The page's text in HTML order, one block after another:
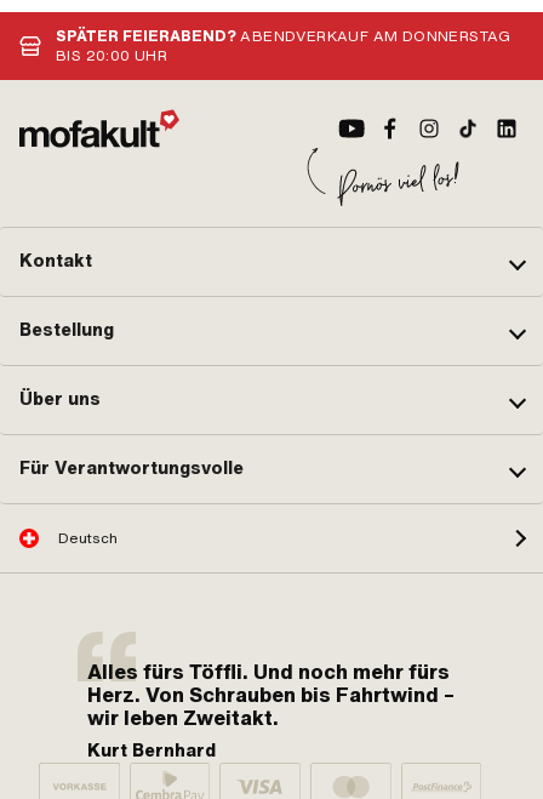
SPÄTER FEIERABEND?ABENDVERKAUF AM DONNERSTAG
BIS 20:00 UHR
Kontakt
Bestellung
Über uns
Für Verantwortungsvolle
Deutsch
Alles fürs Töffli. Und noch mehr fürs
Herz. Von Schrauben bis Fahrtwind –
wir leben Zweitakt.
Kurt Bernhard